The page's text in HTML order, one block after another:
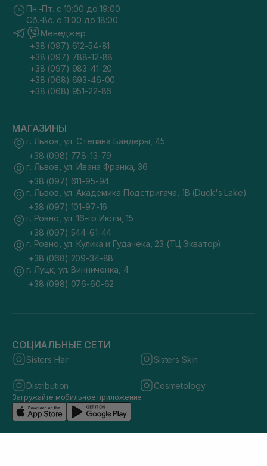
Пн.-Пт. с 10:00 до 19:00
Сб.-Вс. с 11:00 до 18:00
Менеджер
+38 (097) 612-54-81
+38 (097) 788-12-88
+38 (097) 983-41-20
+38 (068) 693-46-00
+38 (068) 951-22-86
МАГАЗИНЫ
г. Львов, ул. Степана Бандеры, 45
+38 (098) 778-13-79
г. Львов, ул. Ивана Франка, 36
+38 (097) 611-95-94
г. Львов, ул. Академика Подстригача, 1В (Duck's Lake)
+38 (097) 101-97-16
г. Ровно, ул. 16-го Июля, 15
+38 (097) 544-61-44
г. Ровно, ул. Кулика и Гудачека, 23 (ТЦ Экватор)
+38 (068) 209-34-88
г. Луцк, ул. Винниченка, 4
+38 (098) 076-60-62
СОЦИАЛЬНЫЕ СЕТИ
Sisters Hair Sisters Skin
Distribution Cosmetology
Загружайте мобильное приложение